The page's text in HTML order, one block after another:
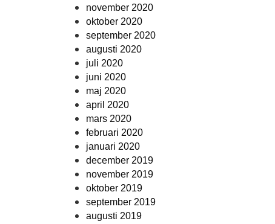
november 2020
oktober 2020
september 2020
augusti 2020
juli 2020
juni 2020
maj 2020
april 2020
mars 2020
februari 2020
januari 2020
december 2019
november 2019
oktober 2019
september 2019
augusti 2019